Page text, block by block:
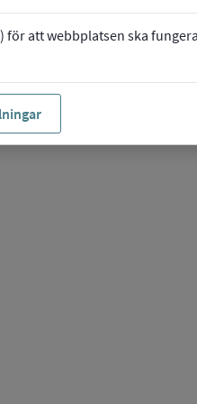
att webbplatsen ska